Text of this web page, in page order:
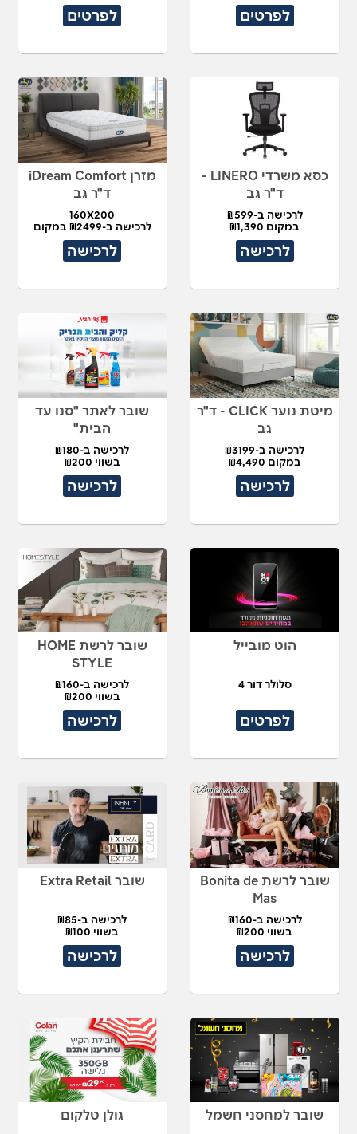
לפרטים לפרטים
כסא משרדי LINERO -
ד"ר גב
לרכישה ב-₪599
במקום ₪1,390
לרכישה
מזרן iDream Comfort
ד"ר גב
160X200
לרכישה ב-₪2499 במקום
₪5,450
לרכישה
מיטת נוער CLICK - ד"ר
גב
לרכישה ב-₪3199
במקום ₪4,490
לרכישה
שובר לאתר "סנו עד
הבית"
לרכישה ב-₪180
בשווי ₪200
לרכישה
הוט מובייל
סלולר דור 4
לפרטים
שובר לרשת HOME
STYLE
לרכישה ב-₪160
בשווי ₪200
לרכישה
שובר לרשת Bonita de
Mas
לרכישה ב-₪160
בשווי ₪200
לרכישה
שובר Extra Retail
לרכישה ב-₪85
בשווי ₪100
לרכישה
שובר למחסני חשמל גולן טלקום